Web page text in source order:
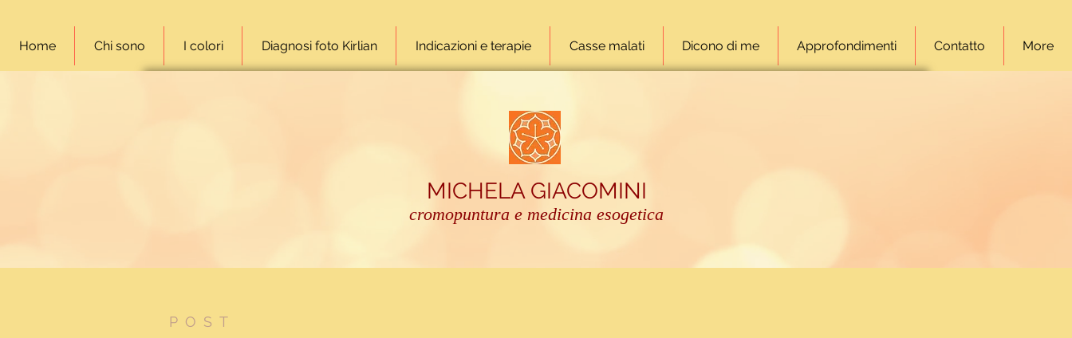
Home Chi sono I colori Diagnosi foto Kirlian Indicazioni e terapie Casse malati Dicono di me Approfondimenti Contatto More
MICHELA GIACOMINI
cromopuntura e medicina esogetica
POST